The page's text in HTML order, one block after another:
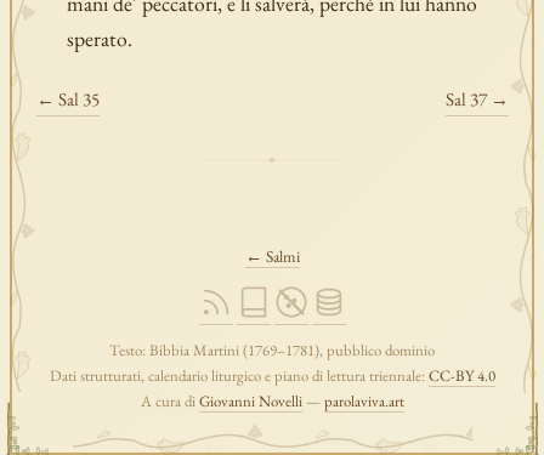
sperato.
← Sal 35 Sal 37 →
← Salmi
Testo: Bibbia Martini (1769–1781), pubblico dominio
Dati strutturati, calendario liturgico e piano di lettura triennale: CC-BY 4.0
A cura diGiovanni Novelli—parolaviva.art